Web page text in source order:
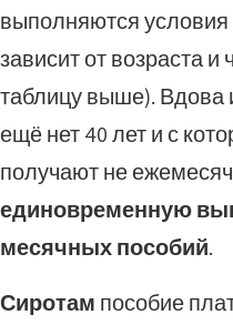
выполняются
зависит от возраста и
таблицу выше). Вдова
ещё нет 40 лет и с
получают не
единовременную
месячных пособий.
Сиротам пособие